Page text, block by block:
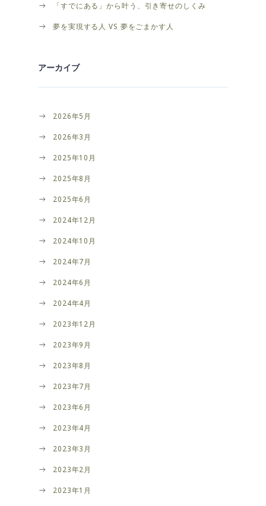
「すでにある」から叶う、引き寄せのしくみ
夢を実現する人 VS 夢をごまかす人
アーカイブ
2026年5月
2026年3月
2025年10月
2025年8月
2025年6月
2024年12月
2024年10月
2024年7月
2024年6月
2024年4月
2023年12月
2023年9月
2023年8月
2023年7月
2023年6月
2023年4月
2023年3月
2023年2月
2023年1月